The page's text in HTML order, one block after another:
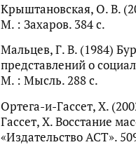
Крыштановская, О. В.
М. : Захаров. 384 с.
Мальцев, Г. В. (1984)
представлений о
М. : Мысль. 288 с.
Ортега-и-Гассет, Х.
Гассет, Х. Восстание
«Издательство АСТ».